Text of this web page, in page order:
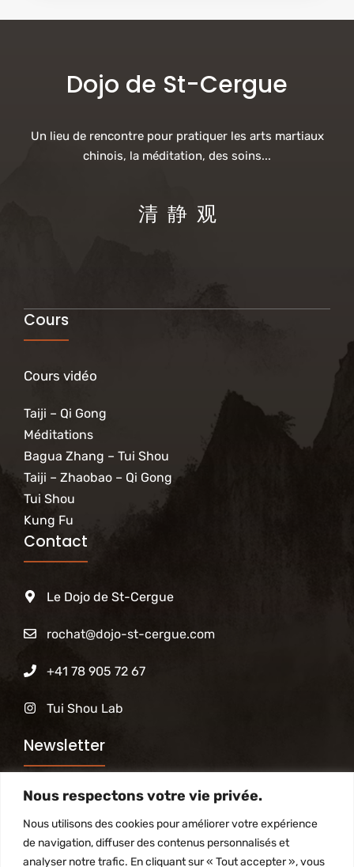
Nous respectons votre vie privée.
Nous utilisons des cookies pour améliorer votre expérience
de navigation, diffuser des contenus personnalisés et
analyser notre trafic. En cliquant sur « Tout accepter », vous
Dojo de St-Cergue
Un lieu de rencontre pour pratiquer les arts martiaux
chinois, la méditation, des soins...
清 静 观
Cours
Cours vidéo
Taiji – Qi Gong
Méditations
Bagua Zhang – Tui Shou
Taiji – Zhaobao – Qi Gong
Tui Shou
Kung Fu
Contact
Le Dojo de St-Cergue
rochat@dojo-st-cergue.com
+41 78 905 72 67
Tui Shou Lab
Newsletter
Abonnez-vous à notre newsletter pour être tenu
informé des activités du Dojo